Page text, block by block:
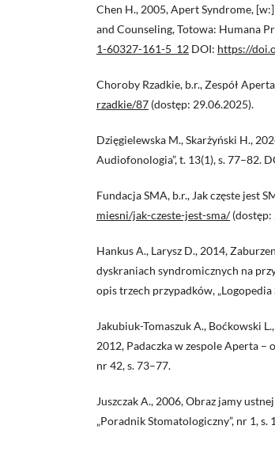
Chen H., 2005, Apert Syndrome,
and Counseling, Totowa: Humana
1-60327-161-5_12 DOI: https://
Choroby Rzadkie, b.r., Zespół
rzadkie/87 (dostęp: 29.06.2025).
Dzięgielewska M., Skarżyński H.,
Audiofonologia”, t. 13(1), s. 77–82.
Fundacja SMA, b.r., Jak częste jest
miesni/jak-czeste-jest-sma/(dostęp:
Hankus A., Larysz D., 2014,
dyskraniach syndromicznych na
opis trzech przypadków, „Logopedia
Jakubiuk-Tomaszuk A., Boćkowski
2012, Padaczka w zespole Aperta –
nr 42, s. 73–77.
Juszczak A., 2006, Obraz jamy
„Poradnik Stomatologiczny”, nr 1, s.